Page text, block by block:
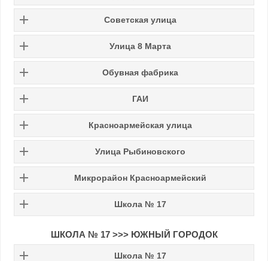
Советская улица
Улица 8 Марта
Обувная фабрика
ГАИ
Красноармейская улица
Улица Рыбиновского
Микрорайон Красноармейский
Школа № 17
ШКОЛА № 17 >>> ЮЖНЫЙ ГОРОДОК
Школа № 17